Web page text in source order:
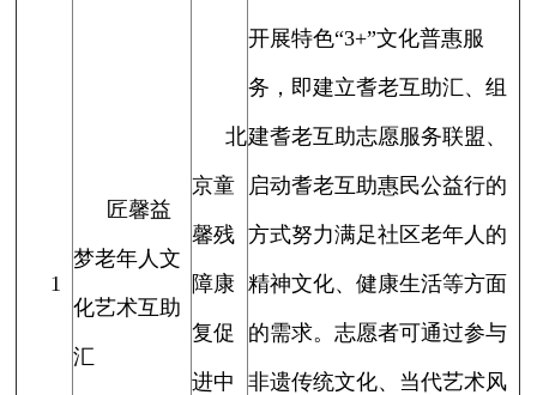
1
匠馨益
梦老年人文
化艺术互助
汇
北
京童
馨残
障康
复促
进中
开展特色“3+”文化普惠服
务，即建立耆老互助汇、组
建耆老互助志愿服务联盟、
启动耆老互助惠民公益行的
方式努力满足社区老年人的
精神文化、健康生活等方面
的需求。志愿者可通过参与
非遗传统文化、当代艺术风